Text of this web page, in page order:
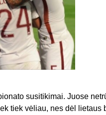
susitikimai. Juose
tiek vėliau, nes dėl lietaus